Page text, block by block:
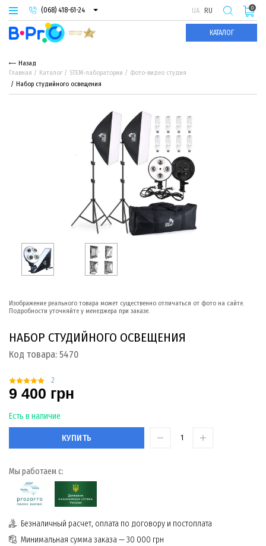
(068) 418-61-24
(093) 974-66-94
(095) 987-29-55
UA RU
КАТАЛОГ
0
Назад
Главная
Каталог STEM-лаборатории
Фото-видео студия
Набор студийного освещения
Изображение реального товара может существенно отличаться от фото на сайте.
Подробности уточняйте у менеджера при заказе.
НАБОР СТУДИЙНОГО ОСВЕЩЕНИЯ
Код товара: 5470
2
9 400 грн
Есть в наличие
КУПИТЬ
Мы работаем с:
Безналичный расчет, оплата по договору и постоплата
Минимальная сумма заказа — 30 000 грн